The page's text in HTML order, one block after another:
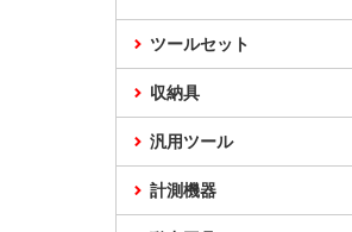
ツールセット
収納具
汎用ツール
計測機器